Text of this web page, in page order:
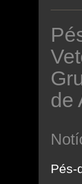
de
Pés-